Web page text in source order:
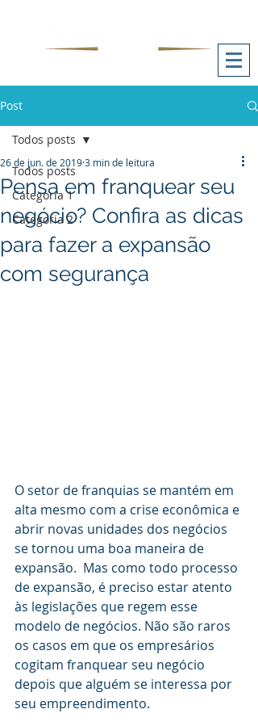
Post
Todos posts
Categoria 1
Categoria 2
Todos posts
Pensa em franquear seu
negócio? Confira as dicas
para fazer a expansão
com segurança
26 de jun. de 20193 min de leitura
O setor de franquias se mantém em
alta mesmo com a crise econômica e
abrir novas unidades dos negócios
se tornou uma boa maneira de
expansão.  Mas como todo processo
de expansão, é preciso estar atento
às legislações que regem esse
modelo de negócios. Não são raros
os casos em que os empresários
cogitam franquear seu negócio
depois que alguém se interessa por
seu empreendimento.